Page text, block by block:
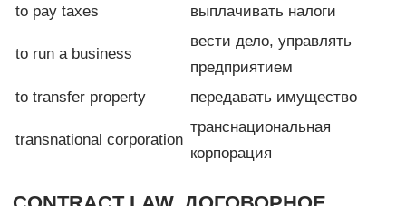
to pay taxes
выплачивать налоги
to run a business
вести дело, управлять
предприятием
to transfer property
передавать имущество
transnational corporation
транснациональная
корпорация